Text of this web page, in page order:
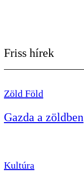
Friss hírek
Zöld Föld
Gazda a zöldben
Kultúra